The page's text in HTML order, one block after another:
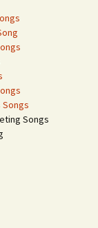
Songs
Songs